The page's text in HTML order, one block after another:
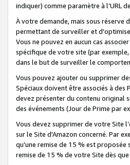
indiquer) comme paramètre à l'URL
À votre demande, mais sous
permettant de surveiller et
Vous ne pouvez en aucun cas
spécifique de votre site (par
dans le but de surveiller le
Vous pouvez ajouter ou supprimer
Spéciaux doivent être associés à
devez présenter du contenu original
des événements (Jour de Prime par
Vous devez supprimer de votre Site
sur le Site d'Amazon concerné. Par
qu'une remise de 15 % est
remise de 15 % de votre Site dès